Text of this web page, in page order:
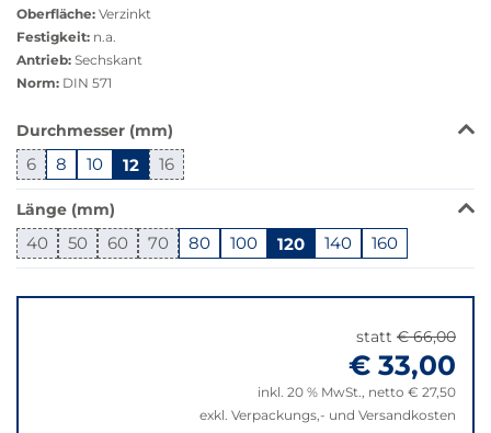
Oberfläche: Verzinkt
Festigkeit: n.a.
Antrieb: Sechskant
Norm: DIN 571
Das
ist
in
dieser
Variante
nicht
Bei
Durchmesser (mm)
6 8 10 12 16
Länge (mm)
40 50 60 70 80 100 120 140 160
zu
statt € 66,00
€ 33,00
inkl. 20 % MwSt., netto € 27,50
exkl. Verpackungs,- und Versandkosten